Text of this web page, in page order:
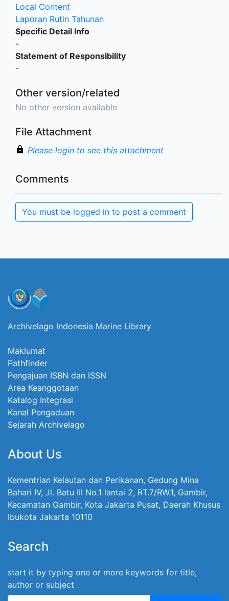
Local Content
Laporan Rutin Tahunan
Specific Detail Info
-
Statement of Responsibility
-
Other version/related
No other version available
File Attachment
Please login to see this attachment
Comments
You must be logged in to post a comment
Archivelago Indonesia Marine Library
Maklumat
Pathfinder
Pengajuan ISBN dan ISSN
Area Keanggotaan
Katalog Integrasi
Kanal Pengaduan
Sejarah Archivelago
About Us
Kementrian Kelautan dan Perikanan, Gedung Mina
Bahari IV, Jl. Batu III No.1 lantai 2, RT.7/RW.1, Gambir,
Kecamatan Gambir, Kota Jakarta Pusat, Daerah Khusus
Ibukota Jakarta 10110
Search
start it by typing one or more keywords for title,
author or subject